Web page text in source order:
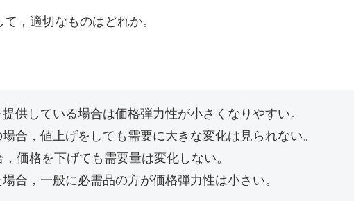
，適切なものはどれか。
供している場合は価格弾力性が小さくなりやすい。
合，値上げをしても需要に大きな変化は見られない。
価格を下げても需要量は変化しない。
合，一般に必需品の方が価格弾力性は小さい。